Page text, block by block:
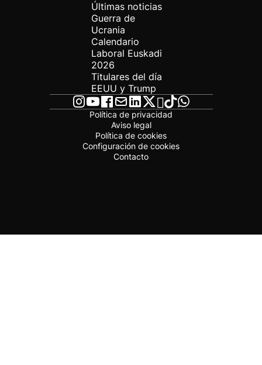
Últimas noticias
Guerra de
Ucrania
Calendario
Laboral Euskadi
2026
Titulares del día
EEUU y Trump
Política de privacidad
Aviso legal
Política de cookies
Configuración de cookies
Contacto